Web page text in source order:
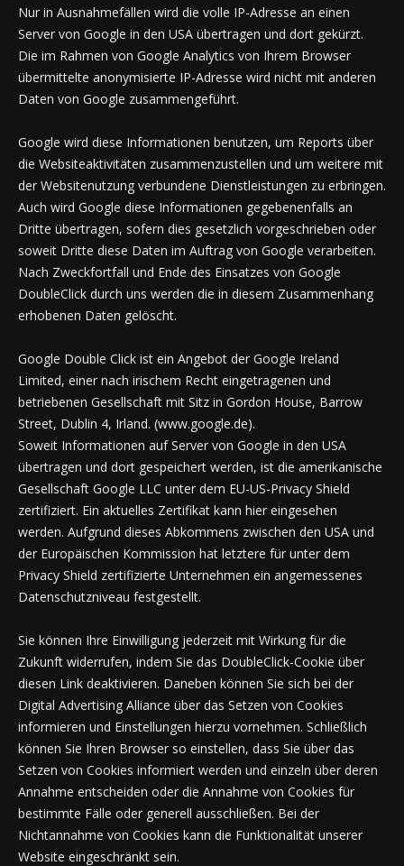
Nur in Ausnahmefällen wird die volle IP-Adresse an einen
Server von Google in den USA übertragen und dort gekürzt.
Die im Rahmen von Google Analytics von Ihrem Browser
übermittelte anonymisierte IP-Adresse wird nicht mit anderen
Daten von Google zusammengeführt.
Google wird diese Informationen benutzen, um Reports über
die Websiteaktivitäten zusammenzustellen und um weitere mit
der Websitenutzung verbundene Dienstleistungen zu erbringen.
Auch wird Google diese Informationen gegebenenfalls an
Dritte übertragen, sofern dies gesetzlich vorgeschrieben oder
soweit Dritte diese Daten im Auftrag von Google verarbeiten.
Nach Zweckfortfall und Ende des Einsatzes von Google
DoubleClick durch uns werden die in diesem Zusammenhang
erhobenen Daten gelöscht.
Google Double Click ist ein Angebot der Google Ireland
Limited, einer nach irischem Recht eingetragenen und
betriebenen Gesellschaft mit Sitz in Gordon House, Barrow
Street, Dublin 4, Irland. (www.google.de).
Soweit Informationen auf Server von Google in den USA
übertragen und dort gespeichert werden, ist die amerikanische
Gesellschaft Google LLC unter dem EU-US-Privacy Shield
zertifiziert. Ein aktuelles Zertifikat kann hier eingesehen
werden. Aufgrund dieses Abkommens zwischen den USA und
der Europäischen Kommission hat letztere für unter dem
Privacy Shield zertifizierte Unternehmen ein angemessenes
Datenschutzniveau festgestellt.
Sie können Ihre Einwilligung jederzeit mit Wirkung für die
Zukunft widerrufen, indem Sie das DoubleClick-Cookie über
diesen Link deaktivieren. Daneben können Sie sich bei der
Digital Advertising Alliance über das Setzen von Cookies
informieren und Einstellungen hierzu vornehmen. Schließlich
können Sie Ihren Browser so einstellen, dass Sie über das
Setzen von Cookies informiert werden und einzeln über deren
Annahme entscheiden oder die Annahme von Cookies für
bestimmte Fälle oder generell ausschließen. Bei der
Nichtannahme von Cookies kann die Funktionalität unserer
Website eingeschränkt sein.